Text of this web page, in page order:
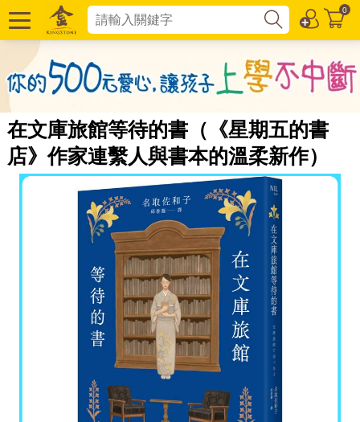
0
在文庫旅館等待的書（《星期五的書
店》作家連繫人與書本的溫柔新作）